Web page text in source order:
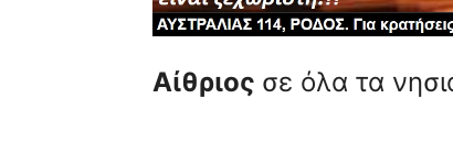
Αίθριος σε όλα τα